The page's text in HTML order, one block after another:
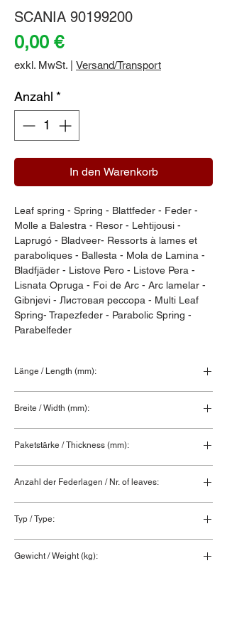
SCANIA 90199200
0,00 €Preis
exkl. MwSt. Versand/Transport
Anzahl *
In den Warenkorb
Leaf spring - Spring - Blattfeder - Feder -
Molle a Balestra - Resor - Lehtijousi -
Laprugó - Bladveer- Ressorts à lames et
paraboliques - Ballesta - Mola de Lamina -
Bladfjäder - Listove Pero - Listove Pera -
Lisnata Opruga - Foi de Arc - Arc lamelar -
Gibnjevi - Листовая рессора - Multi Leaf
Spring- Trapezfeder - Parabolic Spring -
Parabelfeder
Länge / Length (mm):
Breite / Width (mm):
Paketstärke / Thickness (mm):
Anzahl der Federlagen / Nr. of leaves:
Typ / Type:
Gewicht / Weight (kg):